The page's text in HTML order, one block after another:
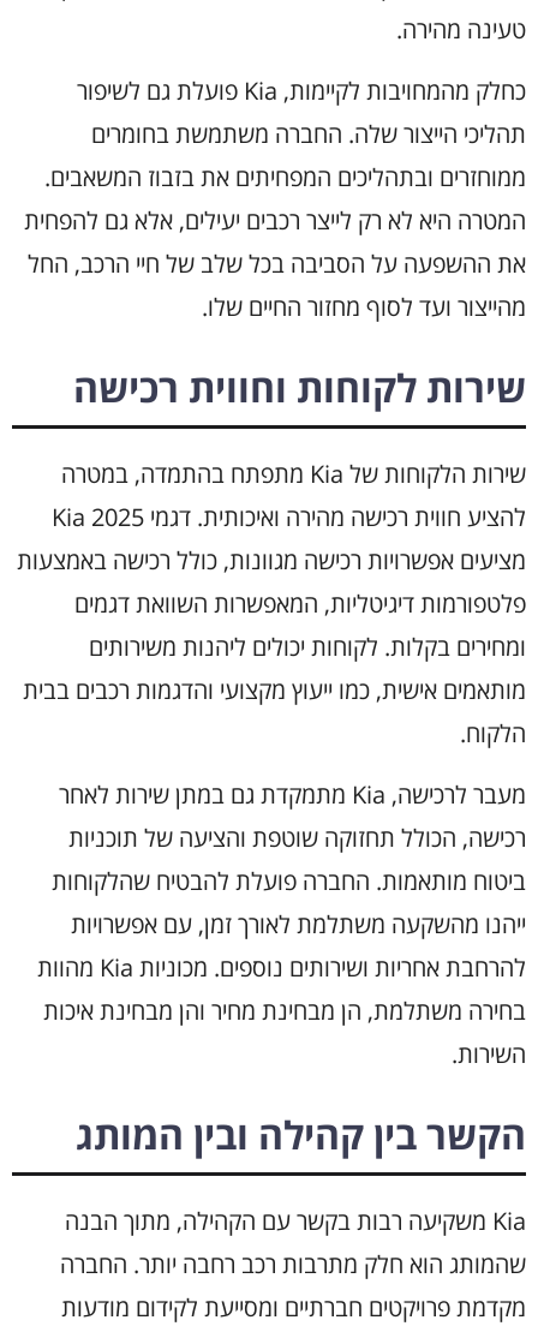
טעינה מהירה.
כחלק מהמחויבות לקיימות, Kia פועלת גם לשיפור
תהליכי הייצור שלה. החברה משתמשת בחומרים
ממוחזרים ובתהליכים המפחיתים את בזבוז המשאבים.
המטרה היא לא רק לייצר רכבים יעילים, אלא גם להפחית
את ההשפעה על הסביבה בכל שלב של חיי הרכב, החל
מהייצור ועד לסוף מחזור החיים שלו.
שירות לקוחות וחווית רכישה
שירות הלקוחות של Kia מתפתח בהתמדה, במטרה
להציע חווית רכישה מהירה ואיכותית. דגמי Kia 2025
מציעים אפשרויות רכישה מגוונות, כולל רכישה באמצעות
פלטפורמות דיגיטליות, המאפשרות השוואת דגמים
ומחירים בקלות. לקוחות יכולים ליהנות משירותים
מותאמים אישית, כמו ייעוץ מקצועי והדגמות רכבים בבית
הלקוח.
מעבר לרכישה, Kia מתמקדת גם במתן שירות לאחר
רכישה, הכולל תחזוקה שוטפת והציעה של תוכניות
ביטוח מותאמות. החברה פועלת להבטיח שהלקוחות
ייהנו מהשקעה משתלמת לאורך זמן, עם אפשרויות
להרחבת אחריות ושירותים נוספים. מכוניות Kia מהוות
בחירה משתלמת, הן מבחינת מחיר והן מבחינת איכות
השירות.
הקשר בין קהילה ובין המותג
Kia משקיעה רבות בקשר עם הקהילה, מתוך הבנה
שהמותג הוא חלק מתרבות רכב רחבה יותר. החברה
מקדמת פרויקטים חברתיים ומסייעת לקידום מודעות